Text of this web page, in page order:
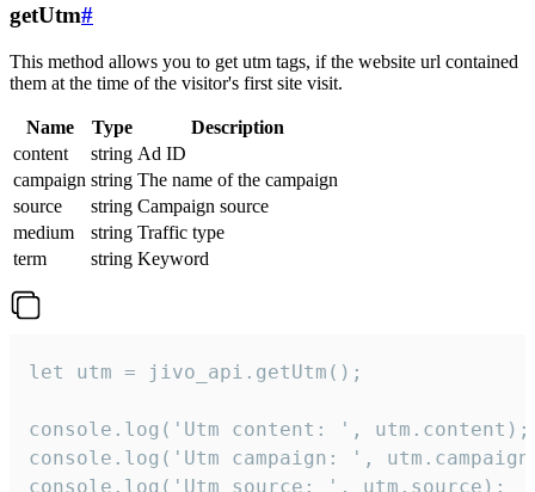
getUtm#
This method allows you to get utm tags, if the website url contained
them at the time of the visitor's first site visit.
Name Type
Description
content
string Ad ID
campaign string The name of the campaign
source
string Campaign source
medium
string Traffic type
term
string Keyword
let utm = jivo_api.getUtm();
console.log('Utm content: ', utm.content);
console.log('Utm campaign: ',
console.log('Utm source: ', utm.source);